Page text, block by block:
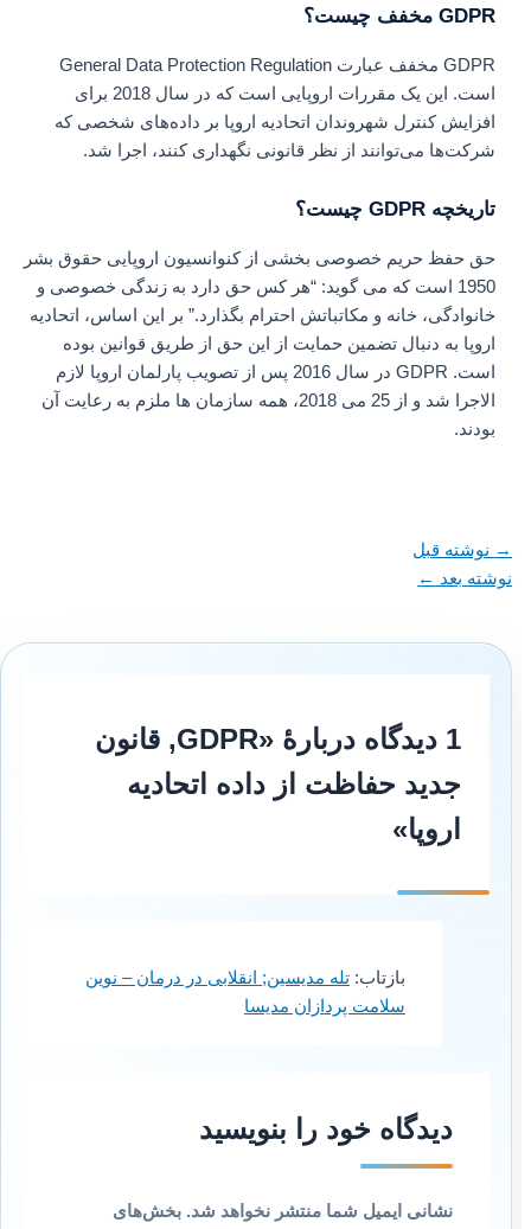
GDPR مخفف چیست؟
GDPR مخفف عبارت General Data Protection Regulation
است. این یک مقررات اروپایی است که در سال 2018 برای
افزایش کنترل شهروندان اتحادیه اروپا بر داده‌های شخصی که
شرکت‌ها می‌توانند از نظر قانونی نگهداری کنند، اجرا شد.
تاریخچه GDPR چیست؟
حق حفظ حریم خصوصی بخشی از کنوانسیون اروپایی حقوق بشر
1950 است که می گوید: “هر کس حق دارد به زندگی خصوصی و
خانوادگی، خانه و مکاتباتش احترام بگذارد.” بر این اساس، اتحادیه
اروپا به دنبال تضمین حمایت از این حق از طریق قوانین بوده
است. GDPR در سال 2016 پس از تصویب پارلمان اروپا لازم
الاجرا شد و از 25 می 2018، همه سازمان ها ملزم به رعایت آن
بودند.
→نوشته قبل
نوشته بعد←
1 دیدگاه دربارهٔ «GDPR, قانون
جدید حفاظت از داده اتحادیه
اروپا»
بازتاب:تله مدیسین; انقلابی در درمان – نوین
سلامت پردازان مدیسا
دیدگاه‌ خود را بنویسید
نشانی ایمیل شما منتشر نخواهد شد. بخش‌های